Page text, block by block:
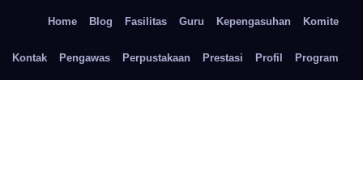
Home Blog Fasilitas Guru Kepengasuhan Komite
Kontak Pengawas Perpustakaan Prestasi Profil Program